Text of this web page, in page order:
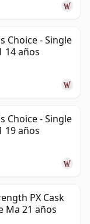
Choice - Single
14 años
Choice - Single
19 años
PX Cask
Ma 21 años